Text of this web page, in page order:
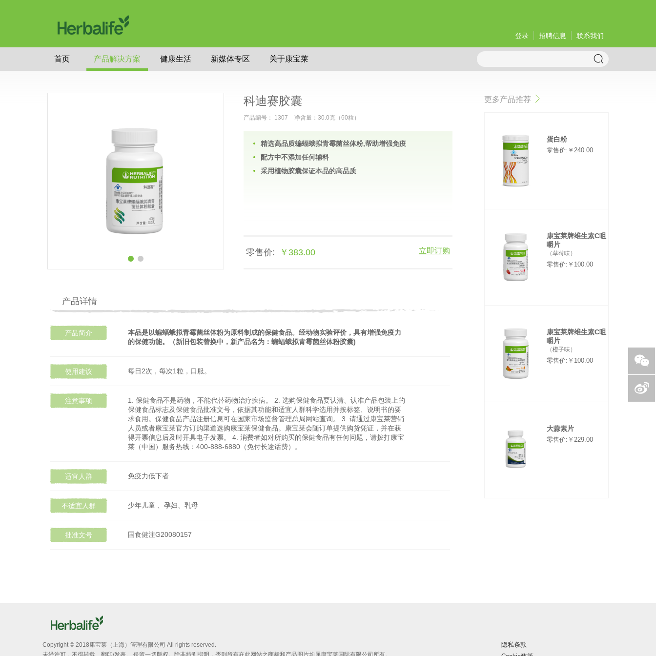
登录 招聘信息 联系我们
首页 产品解决方案 健康生活 新媒体专区 关于康宝莱
科迪赛胶囊
产品编号： 1307 净含量：30.0克（60粒）
精选高品质蝙蝠蛾拟青霉菌丝体粉,帮助增强免疫
配方中不添加任何辅料
采用植物胶囊保证本品的高品质
零售价: ￥383.00 立即订购
产品详情
产品简介
本品是以蝙蝠蛾拟青霉菌丝体粉为原料制成的保健食品。经动物实验评价，具有增强免疫力
的保健功能。（新旧包装替换中，新产品名为：蝙蝠蛾拟青霉菌丝体粉胶囊)
使用建议 每日2次，每次1粒，口服。
注意事项
1. 保健食品不是药物，不能代替药物治疗疾病。 2. 选购保健食品要认清、认准产品包装上的
保健食品标志及保健食品批准文号，依据其功能和适宜人群科学选用并按标签、说明书的要
求食用。保健食品产品注册信息可在国家市场监督管理总局网站查询。 3. 请通过康宝莱营销
人员或者康宝莱官方订购渠道选购康宝莱保健食品。康宝莱会随订单提供购货凭证，并在获
得开票信息后及时开具电子发票。 4. 消费者如对所购买的保健食品有任何问题，请拨打康宝
莱（中国）服务热线：400-888-6880（免付长途话费）。
适宜人群 免疫力低下者
不适宜人群 少年儿童 、孕妇、乳母
批准文号 国食健注G20080157
更多产品推荐
蛋白粉
零售价:￥240.00
康宝莱牌维生素C咀
嚼片
（草莓味）
零售价:￥100.00
康宝莱牌维生素C咀
嚼片
（橙子味）
零售价:￥100.00
大蒜素片
零售价:￥229.00
隐私条款
Copyright © 2018康宝莱（上海）管理有限公司 All rights reserved.
未经许可，不得转载、翻印/发表。 保留一切版权。除非特别指明，否则所有在此网站之商标和产品图片均属康宝莱国际有限公司所有。